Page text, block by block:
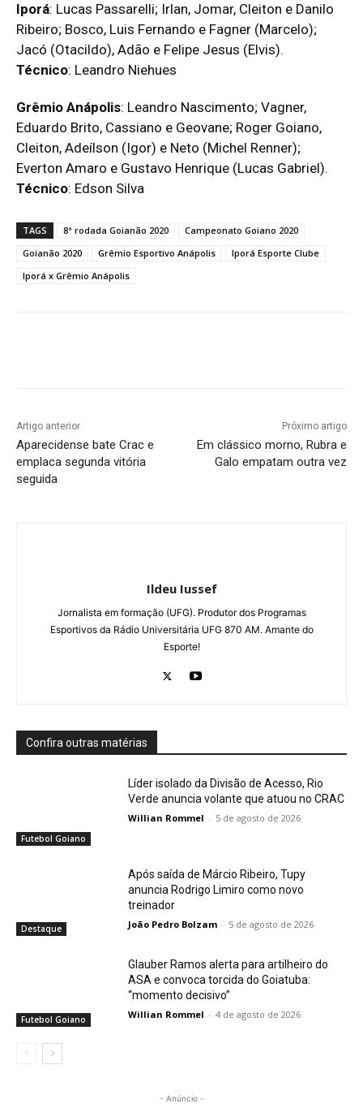
Iporá: Lucas Passarelli; Irlan, Jomar, Cleiton e Danilo
Ribeiro; Bosco, Luis Fernando e Fagner (Marcelo);
Jacó (Otacildo), Adão e Felipe Jesus (Elvis).
Técnico: Leandro Niehues
Grêmio Anápolis: Leandro Nascimento; Vagner,
Eduardo Brito, Cassiano e Geovane; Roger Goiano,
Cleiton, Adeílson (Igor) e Neto (Michel Renner);
Everton Amaro e Gustavo Henrique (Lucas Gabriel).
Técnico: Edson Silva
TAGS 8ª rodada Goianão 2020
Campeonato Goiano 2020
Goianão 2020
Grêmio Esportivo Anápolis
Iporá Esporte Clube
Iporá x Grêmio Anápolis
Artigo anterior
Aparecidense bate Crac e
emplaca segunda vitória
seguida
Próximo artigo
Em clássico morno, Rubra e
Galo empatam outra vez
Ildeu Iussef
Jornalista em formação (UFG). Produtor dos Programas
Esportivos da Rádio Universitária UFG 870 AM. Amante do
Esporte!
Confira outras matérias
Futebol Goiano
Líder isolado da Divisão de Acesso, Rio
Verde anuncia volante que atuou no CRAC
Willian Rommel - 5 de agosto de 2026
Destaque
Após saída de Márcio Ribeiro, Tupy
anuncia Rodrigo Limiro como novo
treinador
João Pedro Bolzam - 5 de agosto de 2026
Futebol Goiano
Glauber Ramos alerta para artilheiro do
ASA e convoca torcida do Goiatuba:
“momento decisivo”
Willian Rommel - 4 de agosto de 2026
- Anúncio -